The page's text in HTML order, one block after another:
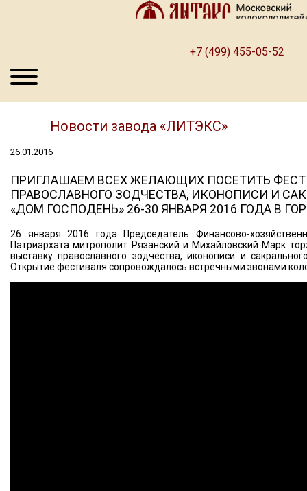
+7 (499) 455-05-52
Новости завода «ЛИТЭКС»
26.01.2016
ПРИГЛАШАЕМ ВСЕХ ЖЕЛАЮЩИХ ПОСЕТИТЬ
ПРАВОСЛАВНОГО ЗОДЧЕСТВА, ИКОНОПИСИ И
«ДОМ ГОСПОДЕНЬ» 26-30 ЯНВАРЯ 2016 ГОДА В
26 января 2016 года Председатель Финансово-
Патриархата митрополит Рязанский и Михайловский Марк
выставку православного зодчества, иконописи и
Открытие фестиваля сопровождалось встречными звонами